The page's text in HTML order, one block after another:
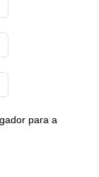
para a